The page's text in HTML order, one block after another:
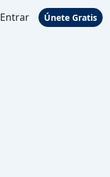
Entrar Únete Gratis